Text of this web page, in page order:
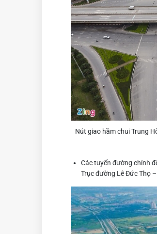
Nút giao hầm chui Trung
Các tuyến đường chính
Trục đường Lê Đức Thọ